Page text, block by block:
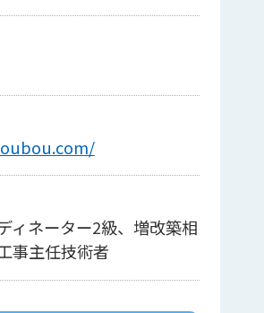
ィネーター2級、増改築相
事主任技術者